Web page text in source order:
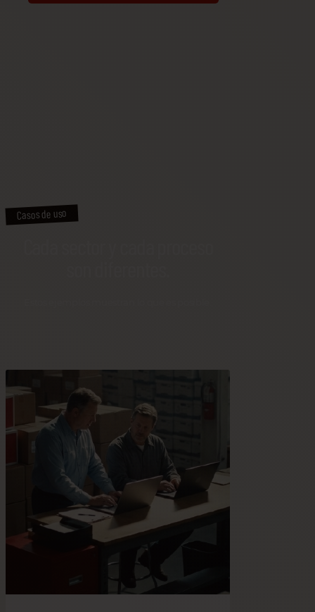
Casos de uso